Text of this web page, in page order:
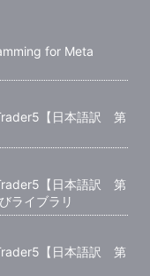
for Meta
【日本語訳 第
【日本語訳 第
ライブラリ
【日本語訳 第